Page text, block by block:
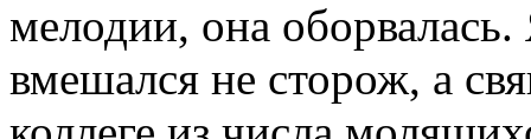
мелодии, она оборвалась.
вмешался не сторож, а